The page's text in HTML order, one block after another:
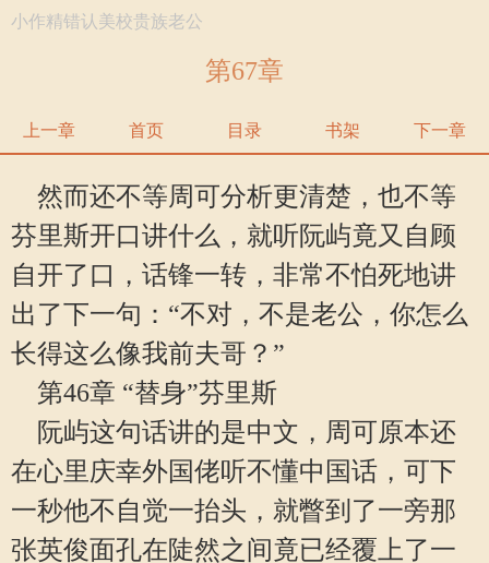
小作精错认美校贵族老公
第67章
上一章 首页 目录 书架 下一章
然而还不等周可分析更清楚，也不等
芬里斯开口讲什么，就听阮屿竟又自顾
自开了口，话锋一转，非常不怕死地讲
出了下一句：“不对，不是老公，你怎么
长得这么像我前夫哥？”
第46章 “替身”芬里斯
阮屿这句话讲的是中文，周可原本还
在心里庆幸外国佬听不懂中国话，可下
一秒他不自觉一抬头，就瞥到了一旁那
张英俊面孔在陡然之间竟已经覆上了一